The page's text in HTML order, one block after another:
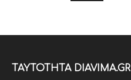
ΤΑΥΤΟΤΗΤΑ DIAVIMA.GR